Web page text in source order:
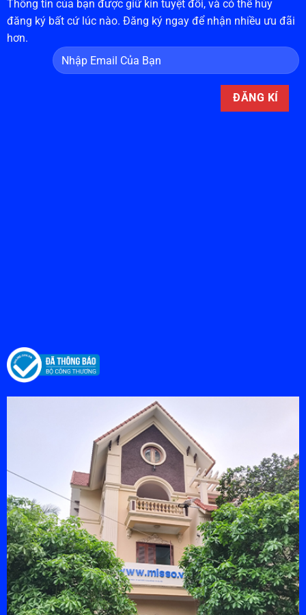
Thông tin của bạn được giữ kín tuyệt đối, và có thể hủy
đăng ký bất cứ lúc nào. Đăng ký ngay để nhận nhiều ưu đãi
hơn.